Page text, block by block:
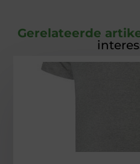
Gerelateerde